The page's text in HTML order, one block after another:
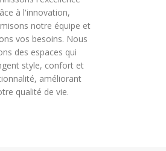
à l'innovation,
notre équipe et
vos besoins. Nous
des espaces qui
style, confort et
améliorant
qualité de vie.